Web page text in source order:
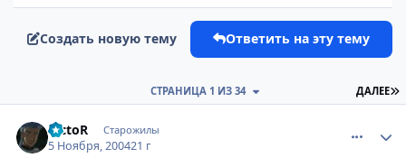
Создать новую тему Ответить на эту тему
ДАЛЕЕ
СТРАНИЦА 1 ИЗ 34
VictoR Старожилы
5 Ноября, 200421 г